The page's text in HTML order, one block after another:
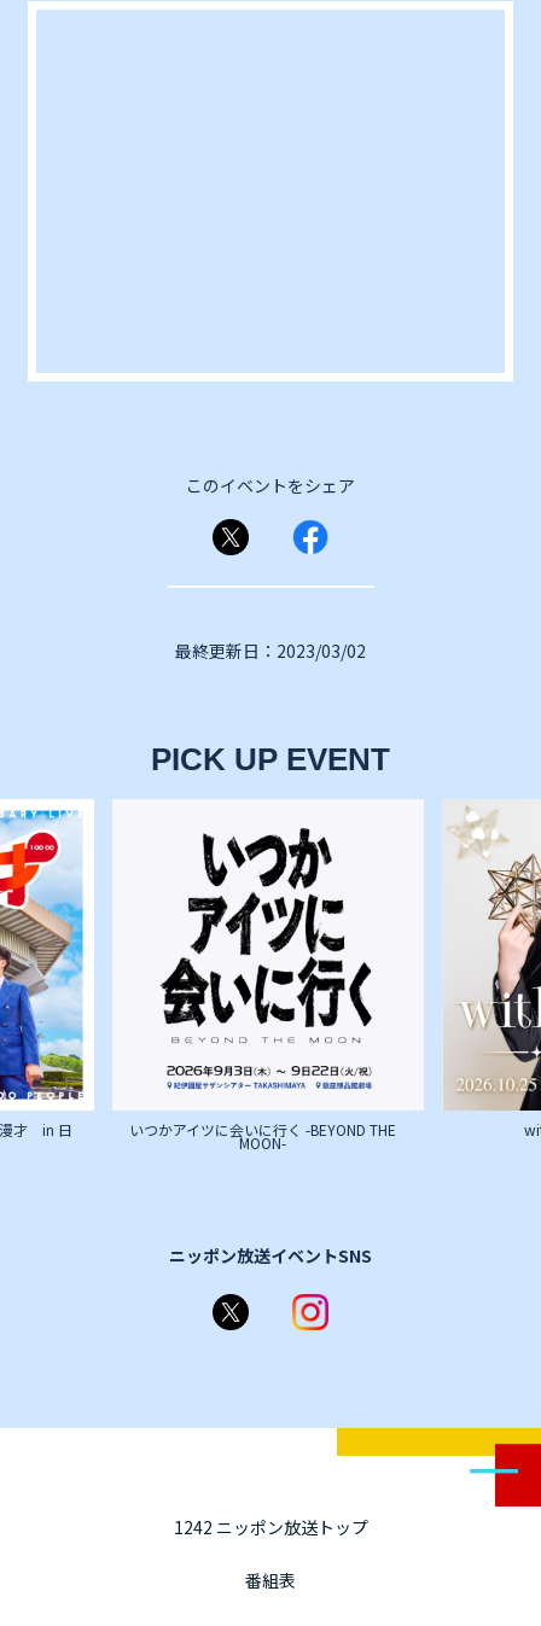
このイベントをシェア
最終更新日：2023/03/02
PICK UP EVENT
漫才 in 日 いつかアイツに会いに行く -BEYOND THE
MOON-
ニッポン放送イベントSNS
1242 ニッポン放送トップ
番組表